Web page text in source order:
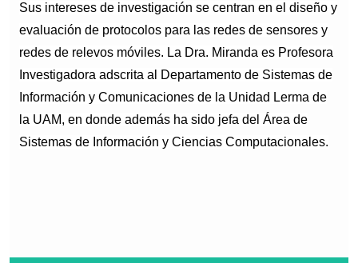
Sus intereses de investigación se centran en el diseño y
evaluación de protocolos para las redes de sensores y
redes de relevos móviles. La Dra. Miranda es Profesora
Investigadora adscrita al Departamento de Sistemas de
Información y Comunicaciones de la Unidad Lerma de
la UAM, en donde además ha sido jefa del Área de
Sistemas de Información y Ciencias Computacionales.